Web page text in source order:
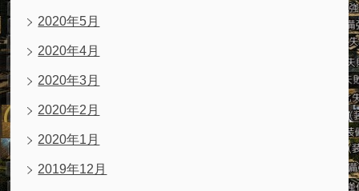
2020年5月
2020年4月
2020年3月
2020年2月
2020年1月
2019年12月